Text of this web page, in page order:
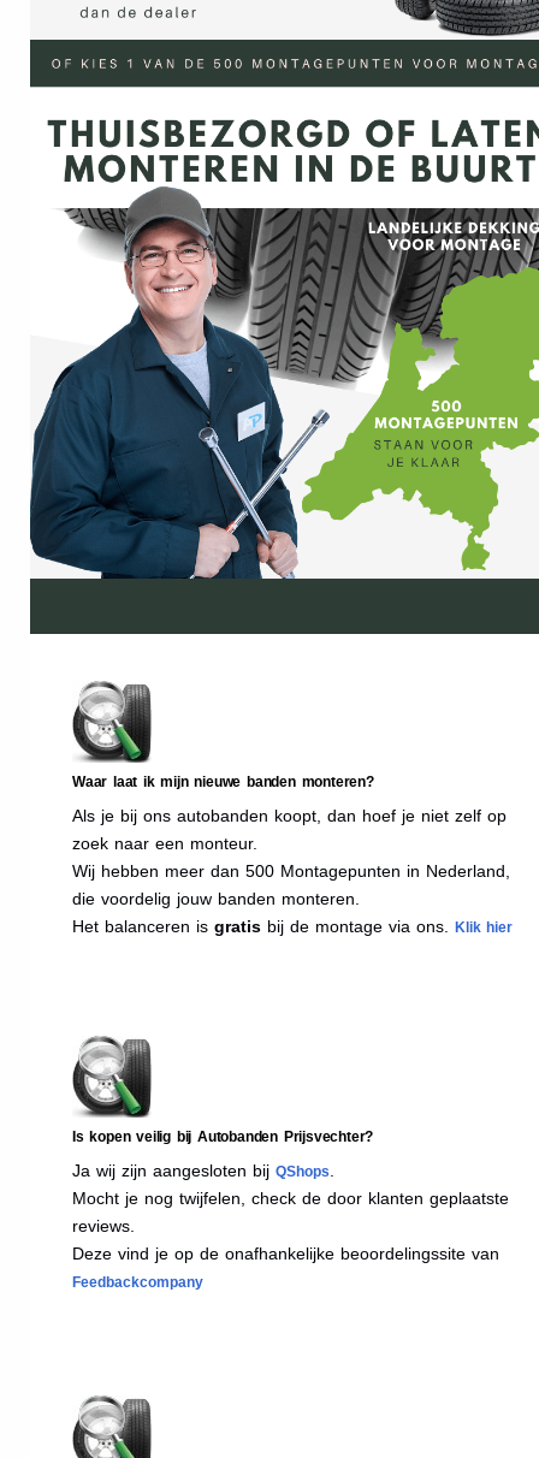
Waar laat ik mijn nieuwe banden monteren?
Als je bij ons autobanden koopt, dan hoef je niet zelf op
zoek naar een monteur.
Wij hebben meer dan 500 Montagepunten in Nederland,
die voordelig jouw banden monteren.
Het balanceren is gratis bij de montage via ons. Klik hier
Is kopen veilig bij Autobanden Prijsvechter?
Ja wij zijn aangesloten bij QShops
Mocht je nog twijfelen, check de door klanten geplaatste
reviews.
Deze vind je op de onafhankelijke beoordelingssite van
Feedbackcompany